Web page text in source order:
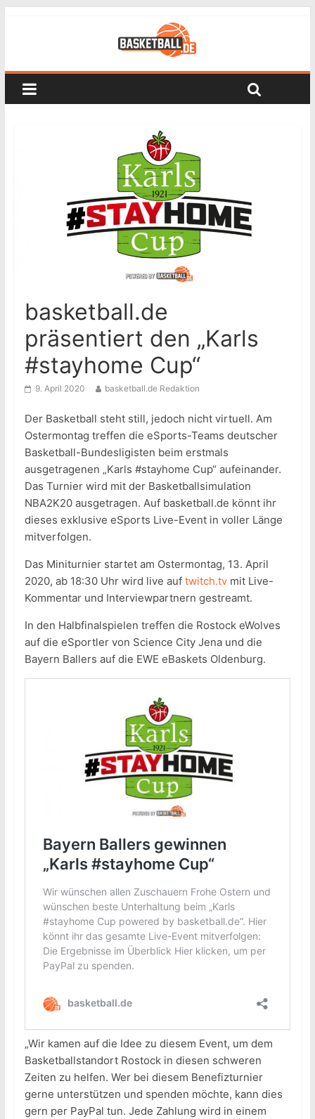
basketball.de
präsentiert den „Karls
#stayhome Cup“
9. April 2020 basketball.de Redaktion
Der Basketball steht still, jedoch nicht virtuell. Am
Ostermontag treffen die eSports-Teams deutscher
Basketball-Bundesligisten beim erstmals
ausgetragenen „Karls #stayhome Cup“ aufeinander.
Das Turnier wird mit der Basketballsimulation
NBA2K20 ausgetragen. Auf basketball.de könnt ihr
dieses exklusive eSports Live-Event in voller Länge
mitverfolgen.
Das Miniturnier startet am Ostermontag, 13. April
2020, ab 18:30 Uhr wird live auf twitch.tvmit Live-
Kommentar und Interviewpartnern gestreamt.
In den Halbfinalspielen treffen die Rostock eWolves
auf die eSportler von Science City Jena und die
Bayern Ballers auf die EWE eBaskets Oldenburg.
„Wir kamen auf die Idee zu diesem Event, um dem
Basketballstandort Rostock in diesen schweren
Zeiten zu helfen. Wer bei diesem Benefizturnier
gerne unterstützen und spenden möchte, kann dies
gern per PayPal tun. Jede Zahlung wird in einem